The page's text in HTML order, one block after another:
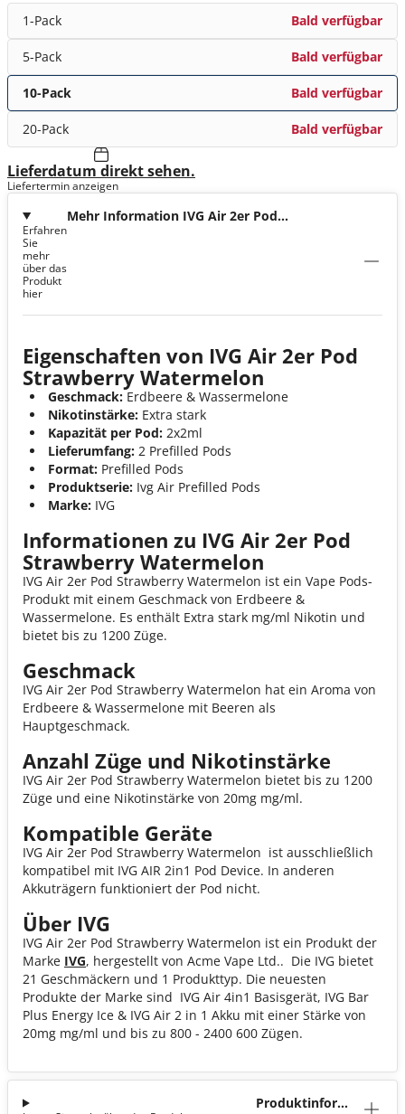
1-Pack Bald verfügbar
5-Pack Bald verfügbar
10-Pack Bald verfügbar
20-Pack Bald verfügbar
Lieferdatum direkt sehen.
Liefertermin anzeigen
Mehr Information IVG Air 2er Pod
Erfahren
Sie
mehr
über das
Produkt
hier
Eigenschaften von IVG Air 2er Pod
Strawberry Watermelon
Geschmack: Erdbeere & Wassermelone
Nikotinstärke: Extra stark
Kapazität per Pod: 2x2ml
Lieferumfang: 2 Prefilled Pods
Format: Prefilled Pods
Produktserie: Ivg Air Prefilled Pods
Marke: IVG
Informationen zu IVG Air 2er Pod
Strawberry Watermelon
IVG Air 2er Pod Strawberry Watermelon ist ein Vape Pods-
Produkt mit einem Geschmack von Erdbeere &
Wassermelone. Es enthält Extra stark mg/ml Nikotin und
bietet bis zu 1200 Züge.
Geschmack
IVG Air 2er Pod Strawberry Watermelon hat ein Aroma von
Erdbeere & Wassermelone mit Beeren als
Hauptgeschmack.
Anzahl Züge und Nikotinstärke
IVG Air 2er Pod Strawberry Watermelon bietet bis zu 1200
Züge und eine Nikotinstärke von 20mg mg/ml.
Kompatible Geräte
IVG Air 2er Pod Strawberry Watermelon ist ausschließlich
kompatibel mit IVG AIR 2in1 Pod Device. In anderen
Akkuträgern funktioniert der Pod nicht.
Über IVG
IVG Air 2er Pod Strawberry Watermelon ist ein Produkt der
Marke IVG, hergestellt von Acme Vape Ltd.. Die IVG bietet
21 Geschmäckern und 1 Produkttyp. Die neuesten
Produkte der Marke sind IVG Air 4in1 Basisgerät, IVG Bar
Plus Energy Ice & IVG Air 2 in 1 Akku mit einer Stärke von
20mg mg/ml und bis zu 800 - 2400 600 Zügen.
Produktinforma